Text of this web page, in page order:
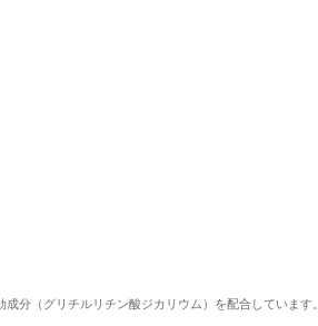
分（グリチルリチン酸ジカリウム）を配合しています。